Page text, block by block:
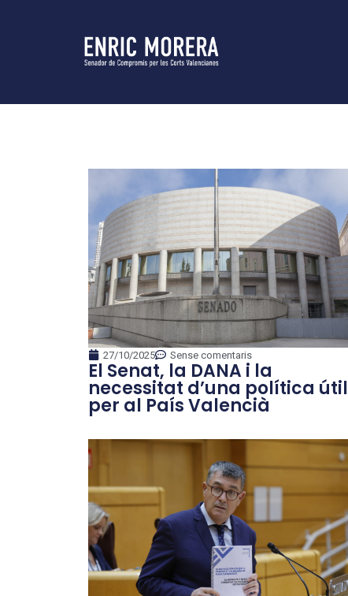
27/10/2025 Sense comentaris
El Senat, la DANA i la
necessitat d’una política útil
per al País Valencià